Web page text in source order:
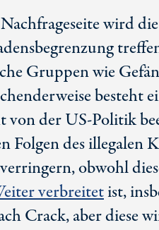
wird
Gruppen wie
besteht
von derUS-Politik
Folgen des illegalen
obwohl
verbreitetist,
Crack, aber diese